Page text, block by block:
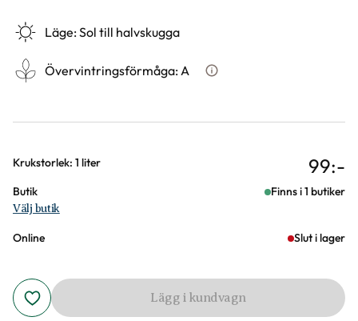
Läge:Sol till halvskugga
Övervintringsförmåga:A Vad betyder
Varianter
Krukstorlek: 1 liter 99:-
Butik Finns i 1 butiker
Välj butik
Online Slut i lager
Lägg i kundvagn